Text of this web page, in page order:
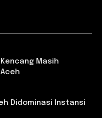
Masih
Didominasi Instansi